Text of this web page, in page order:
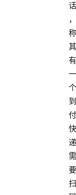
话
，
称
其
有
一
个
到
付
快
递
需
要
扫